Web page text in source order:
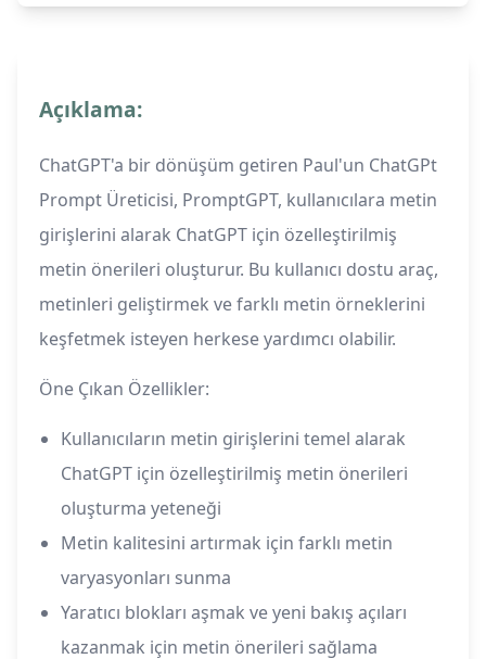
Açıklama:
ChatGPT'a bir dönüşüm getiren Paul'un ChatGPt
Prompt Üreticisi, PromptGPT, kullanıcılara metin
girişlerini alarak ChatGPT için özelleştirilmiş
metin önerileri oluşturur. Bu kullanıcı dostu araç,
metinleri geliştirmek ve farklı metin örneklerini
keşfetmek isteyen herkese yardımcı olabilir.
Öne Çıkan Özellikler:
Kullanıcıların metin girişlerini temel alarak
ChatGPT için özelleştirilmiş metin önerileri
oluşturma yeteneği
Metin kalitesini artırmak için farklı metin
varyasyonları sunma
Yaratıcı blokları aşmak ve yeni bakış açıları
kazanmak için metin önerileri sağlama